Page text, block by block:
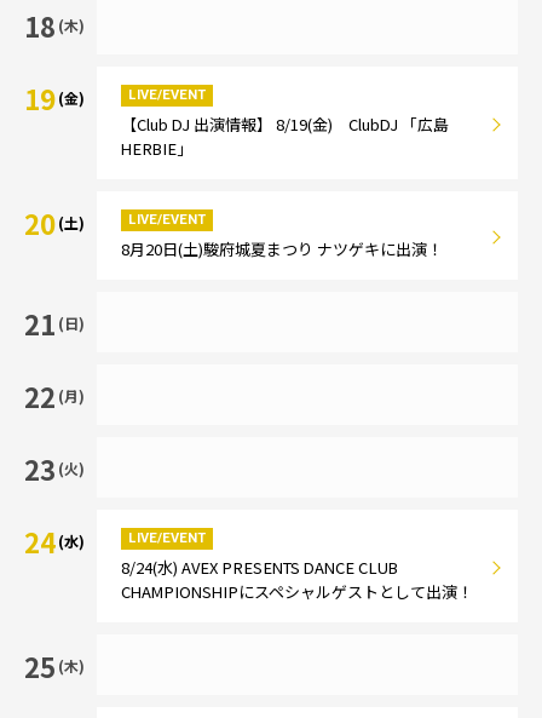
18 (木)
19(金) LIVE/EVENT
【Club DJ 出演情報】 8/19(金) ClubDJ 「広島
HERBIE」
20(土) LIVE/EVENT
8月20日(土)駿府城夏まつり ナツゲキに出演！
21 (日)
22 (月)
23 (火)
24(水) LIVE/EVENT
8/24(水) AVEX PRESENTS DANCE CLUB
CHAMPIONSHIPにスペシャルゲストとして出演！
25 (木)